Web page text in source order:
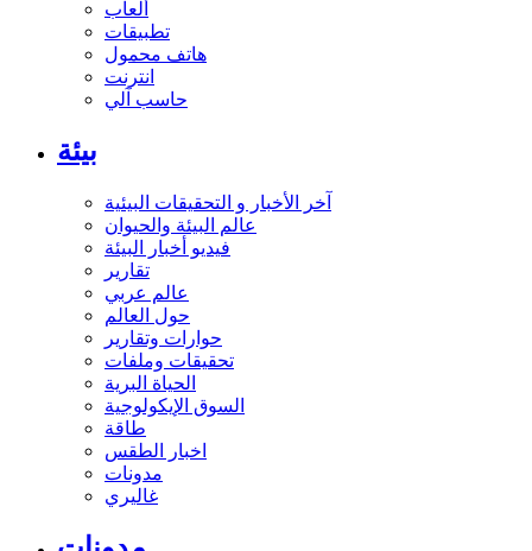
ألعاب
تطبيقات
هاتف محمول
انترنت
حاسب آلي
بيئة
آخر الأخبار و التحقيقات البيئية
عالم البيئة والحيوان
فيديو أخبار البيئة
تقارير
عالم عربي
حول العالم
حوارات وتقارير
تحقيقات وملفات
الحياة البرية
السوق الإيكولوجية
طاقة
اخبار الطقس
مدونات
غاليري